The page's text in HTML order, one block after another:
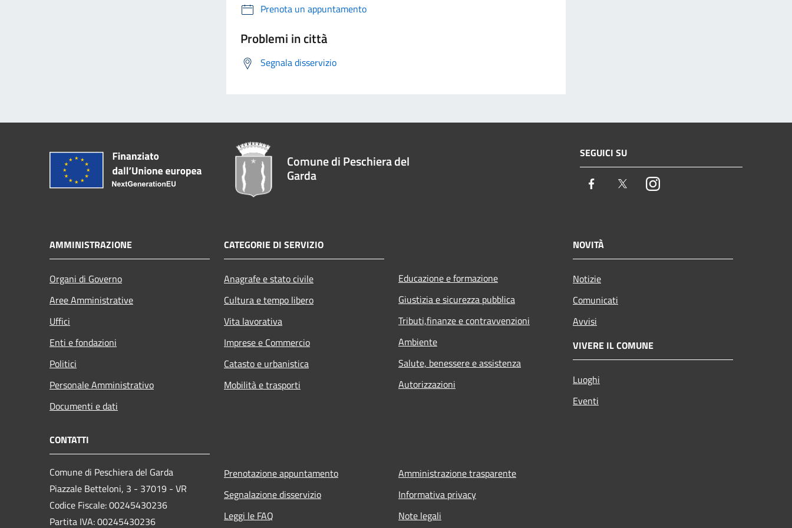
Prenota un appuntamento
Problemi in città
Segnala disservizio
Comune di Peschiera del
Garda
SEGUICI SU
Facebook TwitterInstagram
AMMINISTRAZIONE
Organi di Governo
Aree Amministrative
Uffici
Enti e fondazioni
Politici
Personale Amministrativo
Documenti e dati
CATEGORIE DI SERVIZIO
Anagrafe e stato civile
Cultura e tempo libero
Vita lavorativa
Imprese e Commercio
Catasto e urbanistica
Mobilità e trasporti
Educazione e formazione
Giustizia e sicurezza pubblica
Tributi,finanze e contravvenzioni
Ambiente
Salute, benessere e assistenza
Autorizzazioni
NOVITÀ
Notizie
Comunicati
Avvisi
VIVERE IL COMUNE
Luoghi
Eventi
CONTATTI
Comune di Peschiera del Garda
Piazzale Betteloni, 3 - 37019 - VR
Codice Fiscale: 00245430236
Partita IVA: 00245430236
Prenotazione appuntamento
Segnalazione disservizio
Leggi le FAQ
Amministrazione trasparente
Informativa privacy
Note legali